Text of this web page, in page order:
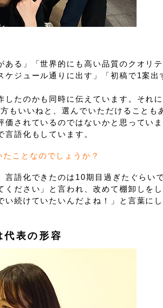
る」「世界的にも高い品質のクオリテ
ジュール通りに出す」「初稿で1案出
たのかも同時に伝えています。それ
もいいねと、選んでいただけることも
されているのではないかと思ってい
語化もしています。
ことなのでしょうか？
語化できたのは10期目過ぎたぐらい
ださい」と言われ、改めて棚卸しを
続けていたいんだよね！」と言葉に
代表の形容